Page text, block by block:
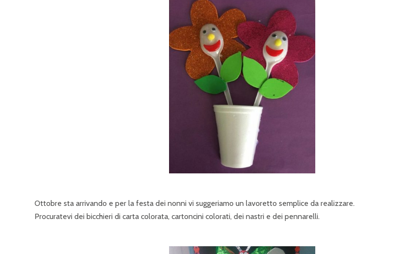
Ottobre sta arrivando e per la festa dei nonni vi suggeriamo un lavoretto semplice da realizzare.
Procuratevi dei bicchieri di carta colorata, cartoncini colorati, dei nastri e dei pennarelli.